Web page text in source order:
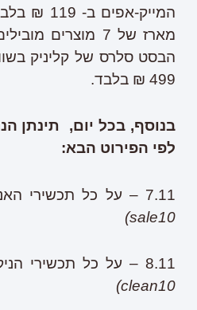
המייק-
מארז של 7 מוצרים
499 ₪ בלבד.
בנוסף, בכל יום,
לפי הפירוט הבא:
7.11 – על כל תכשירי האנטי אייג'ינג (קוד קופון
sale10)
8.11 – על כל תכשירי הניקוי והסטים (קוד קופון
clean10)